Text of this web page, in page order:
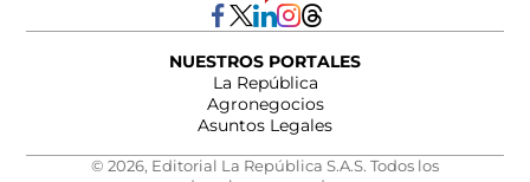
NUESTROS PORTALES
La República
Agronegocios
Asuntos Legales
© 2026, Editorial La República S.A.S. Todos los